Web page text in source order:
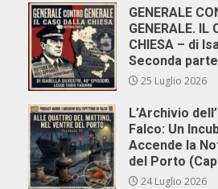
GENERALE
GENERALE. IL
CHIESA – di
Seconda parte
25 Luglio 2026
L’Archivio
Falco: Un
Accende la
del Porto
24 Luglio 2026